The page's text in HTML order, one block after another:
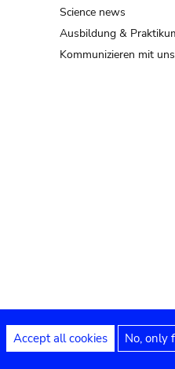
Science news
Ausbildung &
Kommunizieren mit
Rechtliche Hinweise
Accept all cookies No, only